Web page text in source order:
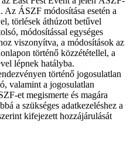
ÁSZF módosítása esetén a
törlések áthúzott betűvel
módosítással egységes
viszonyítva, a módosítások az
történő közzététellel, a
lépnek hatályba.
történő jogosulatlan
valamint a jogosulatlan
et megismerte és magára
a szükséges adatkezeléshez a
kifejezett hozzájárulását